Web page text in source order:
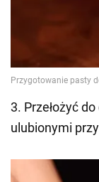
3. Przełożyć
ulubionymi